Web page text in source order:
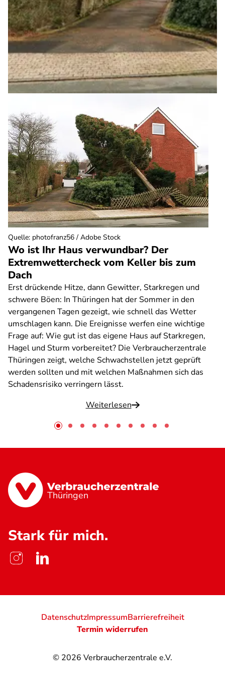
Wo ist Ihr Haus verwundbar? Der
Extremwettercheck vom Keller bis zum
Dach
Erst drückende Hitze, dann Gewitter, Starkregen und
schwere Böen: In Thüringen hat der Sommer in den
vergangenen Tagen gezeigt, wie schnell das Wetter
umschlagen kann. Die Ereignisse werfen eine wichtige
Frage auf: Wie gut ist das eigene Haus auf Starkregen,
Hagel und Sturm vorbereitet? Die Verbraucherzentrale
Thüringen zeigt, welche Schwachstellen jetzt geprüft
werden sollten und mit welchen Maßnahmen sich das
Schadensrisiko verringern lässt.
Weiterlesen
Quelle: photofranz56 / Adobe Stock
Thüringen
Stark für mich.
© 2026 Verbraucherzentrale e.V.
DatenschutzImpressumBarrierefreiheit
Termin widerrufen